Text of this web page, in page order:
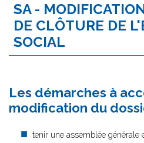
SA -
DE CLÔTURE DE
SOCIAL
Les démarches à
modification du
tenir une assemblée générale